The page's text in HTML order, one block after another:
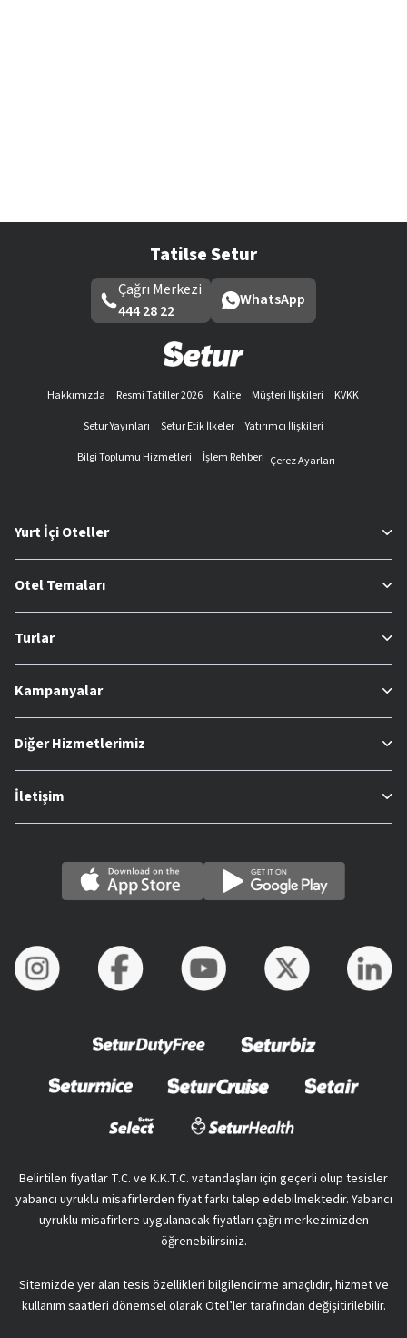
Tatilse Setur
Çağrı Merkezi
444 28 22
WhatsApp
Hakkımızda Resmi Tatiller 2026 Kalite Müşteri İlişkileri
KVKK
Setur Yayınları
Setur Etik İlkeler
Yatırımcı İlişkileri
Bilgi Toplumu Hizmetleri
İşlem Rehberi Çerez Ayarları
Yurt İçi Oteller
Otel Temaları
Turlar
Kampanyalar
Diğer Hizmetlerimiz
İletişim
Belirtilen fiyatlar T.C. ve K.K.T.C. vatandaşları için geçerli olup tesisler
yabancı uyruklu misafirlerden fiyat farkı talep edebilmektedir. Yabancı
uyruklu misafirlere uygulanacak fiyatları çağrı merkezimizden
öğrenebilirsiniz.
Sitemizde yer alan tesis özellikleri bilgilendirme amaçlıdır, hizmet ve
kullanım saatleri dönemsel olarak Otel’ler tarafından değişitirilebilir.